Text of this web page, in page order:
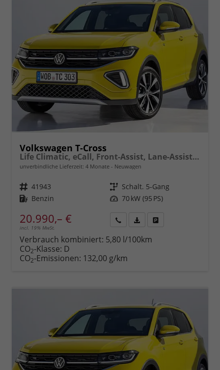
Volkswagen T-Cross
Life Climatic, eCall, Front-Assist, Lane-Assist, Bluetooth, ISOFIX, LED, 16" Alu uvm.
unverbindliche Lieferzeit: 4 Monate Neuwagen
Fahrzeugnr. 41943 Getriebe Schalt. 5-Gang
Kraftstoff Benzin Leistung 70 kW (95 PS)
20.990,– €
incl. 19% MwSt.
anfordern
Datei,
Verbrauch kombiniert: 5,80 l/100km
CO2-Klasse: D
CO2-Emissionen: 132,00 g/km